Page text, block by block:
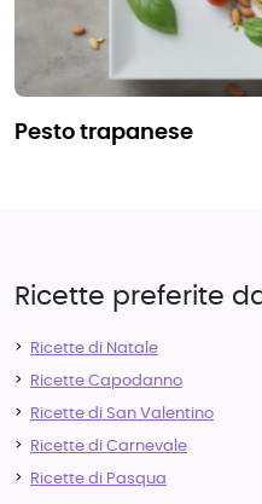
pesto trapanese
Ricette preferite
Ricette di Natale
Ricette Capodanno
Ricette di San Valentino
Ricette di Carnevale
Ricette di Pasqua